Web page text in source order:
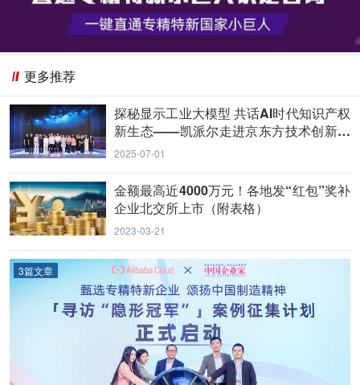
更多推荐
探秘显示工业大模型 共话AI时代知识产权
新生态——凯派尔走进京东方技术创新中
心
2025-07-01
金额最高近4000万元！各地发“红包”奖补
企业北交所上市（附表格）
2023-03-21
3篇文章